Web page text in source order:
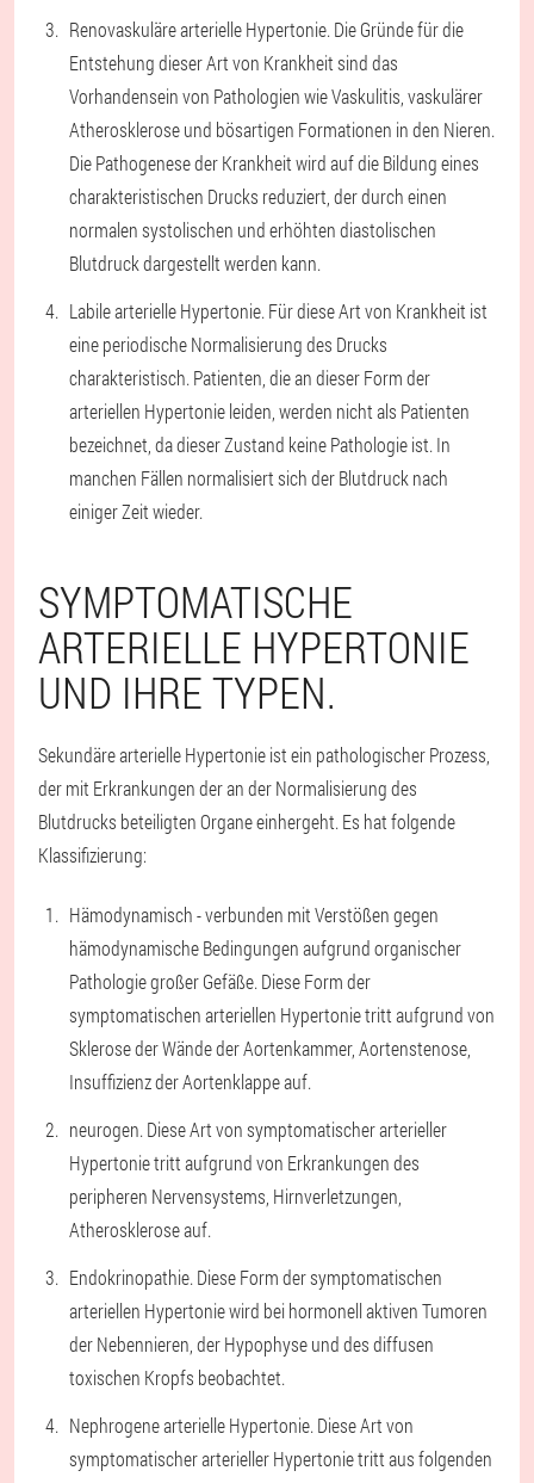
Renovaskuläre arterielle Hypertonie. Die Gründe für die
Entstehung dieser Art von Krankheit sind das
Vorhandensein von Pathologien wie Vaskulitis, vaskulärer
Atherosklerose und bösartigen Formationen in den Nieren.
Die Pathogenese der Krankheit wird auf die Bildung eines
charakteristischen Drucks reduziert, der durch einen
normalen systolischen und erhöhten diastolischen
Blutdruck dargestellt werden kann.
Labile arterielle Hypertonie. Für diese Art von Krankheit ist
eine periodische Normalisierung des Drucks
charakteristisch. Patienten, die an dieser Form der
arteriellen Hypertonie leiden, werden nicht als Patienten
bezeichnet, da dieser Zustand keine Pathologie ist. In
manchen Fällen normalisiert sich der Blutdruck nach
einiger Zeit wieder.
SYMPTOMATISCHE
ARTERIELLE HYPERTONIE
UND IHRE TYPEN.
Sekundäre arterielle Hypertonie ist ein pathologischer Prozess,
der mit Erkrankungen der an der Normalisierung des
Blutdrucks beteiligten Organe einhergeht. Es hat folgende
Klassifizierung:
Hämodynamisch - verbunden mit Verstößen gegen
hämodynamische Bedingungen aufgrund organischer
Pathologie großer Gefäße. Diese Form der
symptomatischen arteriellen Hypertonie tritt aufgrund von
Sklerose der Wände der Aortenkammer, Aortenstenose,
Insuffizienz der Aortenklappe auf.
neurogen. Diese Art von symptomatischer arterieller
Hypertonie tritt aufgrund von Erkrankungen des
peripheren Nervensystems, Hirnverletzungen,
Atherosklerose auf.
Endokrinopathie. Diese Form der symptomatischen
arteriellen Hypertonie wird bei hormonell aktiven Tumoren
der Nebennieren, der Hypophyse und des diffusen
toxischen Kropfs beobachtet.
Nephrogene arterielle Hypertonie. Diese Art von
symptomatischer arterieller Hypertonie tritt aus folgenden